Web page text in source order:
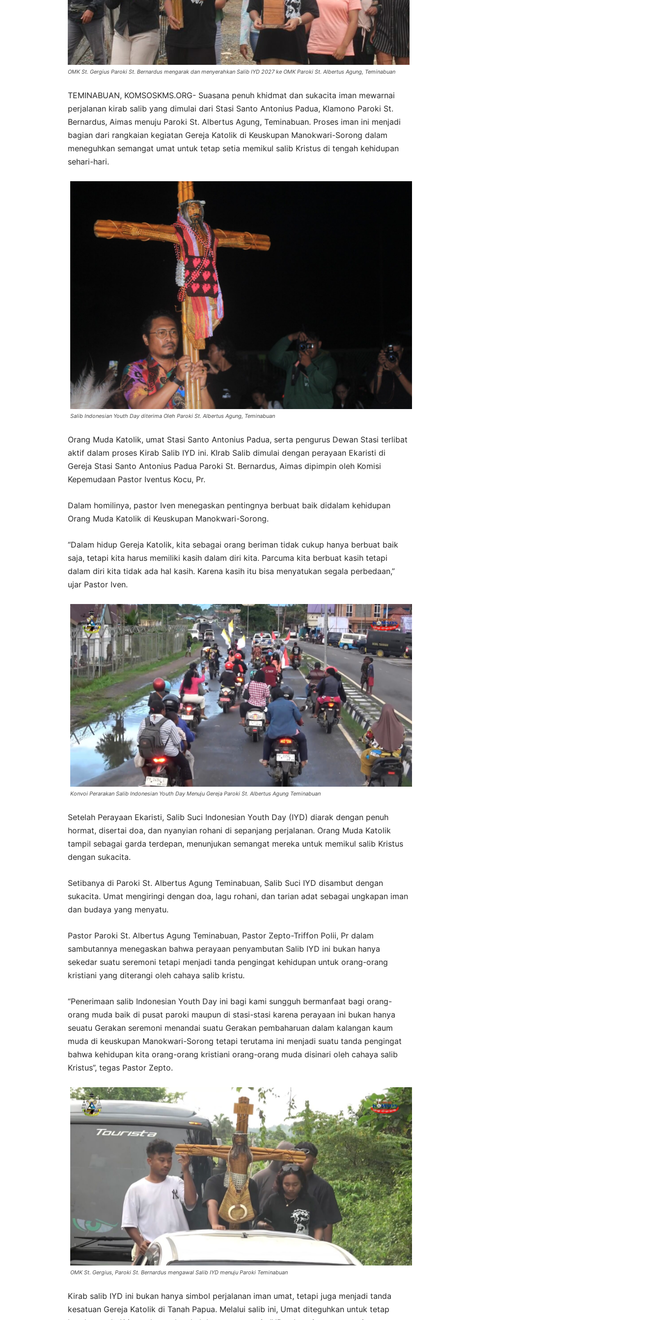
OMK St. Gergius Paroki St. Bernardus mengarak dan menyerahkan Salib IYD 2027 ke OMK Paroki St. Albertus Agung, Teminabuan
TEMINABUAN, KOMSOSKMS.ORG- Suasana penuh khidmat dan sukacita iman mewarnai
perjalanan kirab salib yang dimulai dari Stasi Santo Antonius Padua, Klamono Paroki St.
Bernardus, Aimas menuju Paroki St. Albertus Agung, Teminabuan. Proses iman ini menjadi
bagian dari rangkaian kegiatan Gereja Katolik di Keuskupan Manokwari-Sorong dalam
meneguhkan semangat umat untuk tetap setia memikul salib Kristus di tengah kehidupan
sehari-hari.
Salib Indonesian Youth Day diterima Oleh Paroki St. Albertus Agung, Teminabuan
Orang Muda Katolik, umat Stasi Santo Antonius Padua, serta pengurus Dewan Stasi terlibat
aktif dalam proses Kirab Salib IYD ini. KIrab Salib dimulai dengan perayaan Ekaristi di
Gereja Stasi Santo Antonius Padua Paroki St. Bernardus, Aimas dipimpin oleh Komisi
Kepemudaan Pastor Iventus Kocu, Pr.
Dalam homilinya, pastor Iven menegaskan pentingnya berbuat baik didalam kehidupan
Orang Muda Katolik di Keuskupan Manokwari-Sorong.
“Dalam hidup Gereja Katolik, kita sebagai orang beriman tidak cukup hanya berbuat baik
saja, tetapi kita harus memiliki kasih dalam diri kita. Parcuma kita berbuat kasih tetapi
dalam diri kita tidak ada hal kasih. Karena kasih itu bisa menyatukan segala perbedaan,”
ujar Pastor Iven.
Konvoi Perarakan Salib Indonesian Youth Day Menuju Gereja Paroki St. Albertus Agung Teminabuan
Setelah Perayaan Ekaristi, Salib Suci Indonesian Youth Day (IYD) diarak dengan penuh
hormat, disertai doa, dan nyanyian rohani di sepanjang perjalanan. Orang Muda Katolik
tampil sebagai garda terdepan, menunjukan semangat mereka untuk memikul salib Kristus
dengan sukacita.
Setibanya di Paroki St. Albertus Agung Teminabuan, Salib Suci IYD disambut dengan
sukacita. Umat mengiringi dengan doa, lagu rohani, dan tarian adat sebagai ungkapan iman
dan budaya yang menyatu.
Pastor Paroki St. Albertus Agung Teminabuan, Pastor Zepto-Triffon Polii, Pr dalam
sambutannya menegaskan bahwa perayaan penyambutan Salib IYD ini bukan hanya
sekedar suatu seremoni tetapi menjadi tanda pengingat kehidupan untuk orang-orang
kristiani yang diterangi oleh cahaya salib kristu.
“Penerimaan salib Indonesian Youth Day ini bagi kami sungguh bermanfaat bagi orang-
orang muda baik di pusat paroki maupun di stasi-stasi karena perayaan ini bukan hanya
seuatu Gerakan seremoni menandai suatu Gerakan pembaharuan dalam kalangan kaum
muda di keuskupan Manokwari-Sorong tetapi terutama ini menjadi suatu tanda pengingat
bahwa kehidupan kita orang-orang kristiani orang-orang muda disinari oleh cahaya salib
Kristus”, tegas Pastor Zepto.
OMK St. Gergius, Paroki St. Bernardus mengawal Salib IYD menuju Paroki Teminabuan
Kirab salib IYD ini bukan hanya simbol perjalanan iman umat, tetapi juga menjadi tanda
kesatuan Gereja Katolik di Tanah Papua. Melalui salib ini, Umat diteguhkan untuk tetap